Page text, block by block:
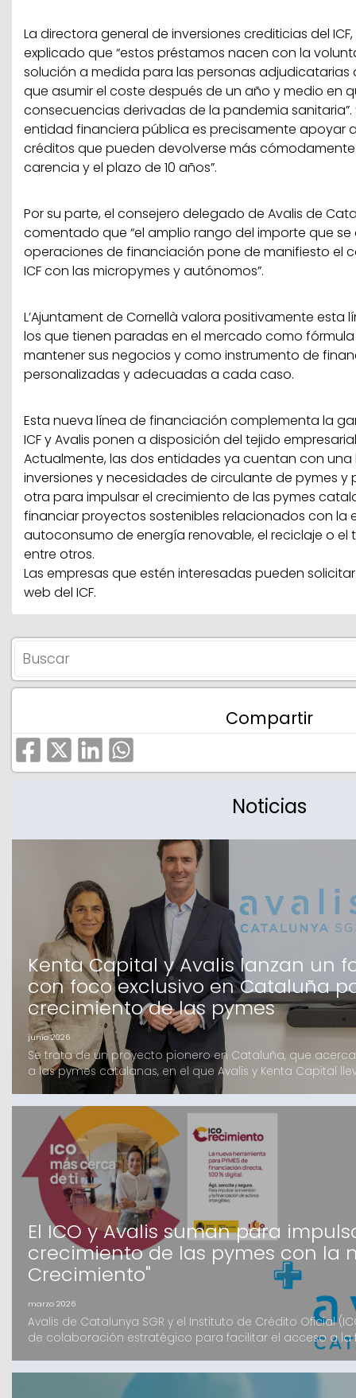
La directora general de inversiones crediticias del
explicado que “estos préstamos nacen con la
solución a medida para las personas
que asumir el coste después de un año y medio en
consecuencias derivadas de la pandemia sanitaria”.
entidad financiera pública es precisamente apoyar
créditos que pueden devolverse más
carencia y el plazo de 10 años”.
Por su parte, el consejero delegado de Avalis de
comentado que “el amplio rango del importe que
operaciones de financiación pone de manifiesto el
ICF con las micropymes y autónomos”.
L’Ajuntament de Cornellà valora positivamente esta
los que tienen paradas en el mercado como
mantener sus negocios y como instrumento de
personalizadas y adecuadas a cada caso.
Esta nueva línea de financiación complementa la
ICF y Avalis ponen a disposición del tejido
Actualmente, las dos entidades ya cuentan con
inversiones y necesidades de circulante de pymes
otra para impulsar el crecimiento de las pymes
financiar proyectos sostenibles relacionados con la
autoconsumo de energía renovable, el reciclaje o el
entre otros.
Las empresas que estén interesadas pueden
web del ICF.
Compartir
Noticias
Kenta Capital y Avalis lanzan un
con foco exclusivo en Cataluña
crecimiento de las pymes
junio 2026
Se trata de un proyecto pionero en Cataluña, que
a las pymes catalanas, en el que Avalis y Kenta Capital
meses y que cuenta con el apoyo de un grupo de
como Institucionales, mayoritariamente catalanesEl
financiación de hasta 4 millones d
El ICO y Avalis suman para
crecimiento de las pymes con la
Crecimiento"
marzo 2026
Avalis de Catalunya SGR y el Instituto de Crédito Oficial
de colaboración estratégico para facilitar el acceso a la
catalanas. Mediante la nueva herramienta digital ICO
medianas empresas podrán acceder a recursos en
el apoyo de la garan